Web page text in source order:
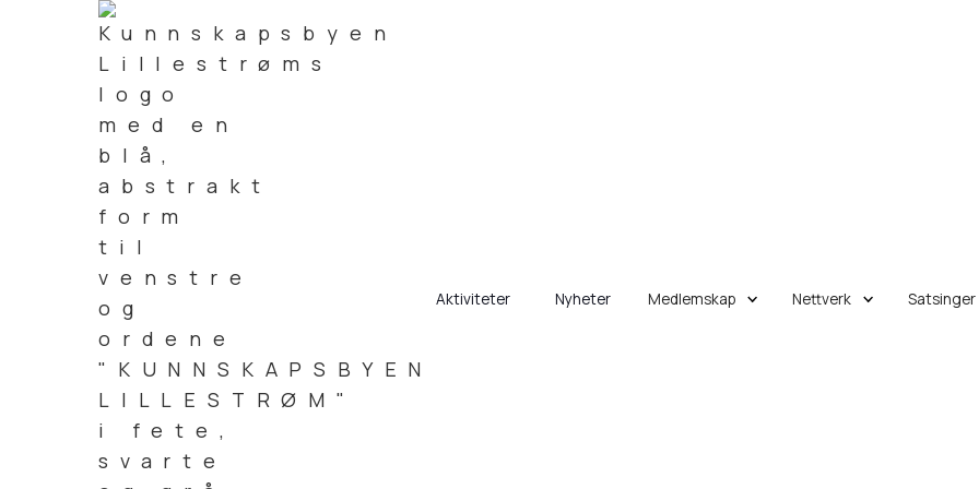
Aktiviteter Nyheter Medlemskap Nettverk Satsinger